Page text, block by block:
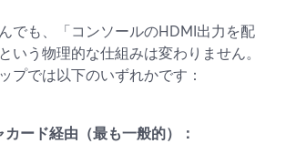
でも、「コンソールのHDMI出力を配
いう物理的な仕組みは変わりません。
プでは以下のいずれかです：
ード経由（最も一般的）：